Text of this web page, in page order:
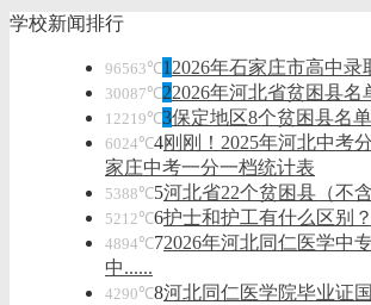
学校新闻排行
96563℃1 2026年石家庄市高中录
30087℃22026年河北省贫困县名
12219℃3保定地区8个贫困县名单
6024℃4刚刚！2025年河北中考
家庄中考一分一档统计表
5388℃5河北省22个贫困县（不
5212℃6护士和护工有什么区别？
4894℃72026年河北同仁医学中
中......
4290℃8河北同仁医学院毕业证